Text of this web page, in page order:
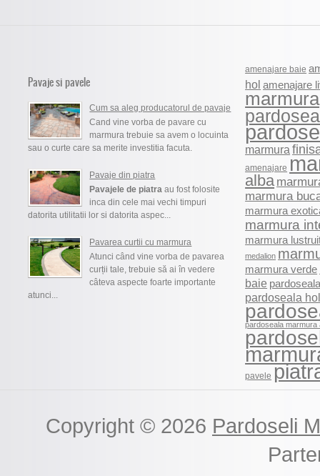
Pavaje si pavele
Cum sa aleg producatorul de pavaje
Cand vine vorba de pavare cu
marmura trebuie sa avem o locuinta
sau o curte care sa merite investitia facuta.
Pavaje din piatra
Pavajele de piatra au fost folosite
inca din cele mai vechi timpuri
datorita utilitatii lor si datorita aspec...
Pavarea curtii cu marmura
Atunci când vine vorba de pavarea
curții tale, trebuie să ai în vedere
câteva aspecte foarte importante
atunci...
amenajare baie
hol amenajare
marmura
marmura
amenajare
alba
marmura
marmura
marmura
marmura
medalion
marmura verde
baie
pardoseala
pardoseala marmura
pavele
Copyright © 2026 Pardoseli